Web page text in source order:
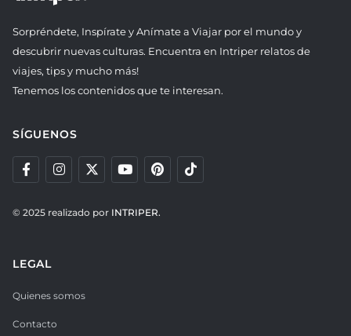
Sorpréndete, Inspírate y Anímate a Viajar por el mundo y
descubrir nuevas culturas. Encuentra en Intriper relatos de
viajes, tips y mucho más!
Tenemos los contenidos que te interesan.
SÍGUENOS
© 2025 realizado por INTRIPER.
LEGAL
Quienes somos
Contacto